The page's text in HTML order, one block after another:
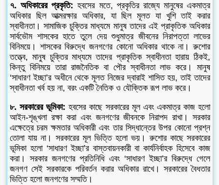
৭. অধিকারের প্রকৃতি: হবসের মতে, প্রকৃতির রাজ্যে মানুষের একমাত্র
অধিকার ছিল আত্মরক্ষার অধিকার, যা ছিল মূলত যা খুশি তাই করার
স্বাধীনতা। সামাজিক চুক্তির মাধ্যমে মানুষ তাদের এই প্রাকৃতিক অধিকার
সার্বভৌম শাসকের হাতে তুলে দেয় শুধুমাত্র জীবনের নিরাপত্তা লাভের
বিনিময়ে। শাসকের বিরুদ্ধে জনগণের কোনো অধিকার থাকে না। রুশোর
তত্ত্বে, মানুষ চুক্তির মাধ্যমে তাদের প্রাকৃতিক স্বাধীনতা হারায় ঠিকই,
কিন্তু বিনিময়ে তারা রাজনৈতিক বা পৌর স্বাধীনতা লাভ করে। মানুষ
‘সাধারণ ইচ্ছা’র অধীনে থেকে মূলত নিজের দ্বারাই শাসিত হয়, তাই তাদের
স্বাধীনতা খর্ব হয় না, বরং একটি নৈতিক ও যৌক্তিক রূপ লাভ করে।
৮. সরকারের ভূমিকা: হবসের কাছে সরকারের মূল এবং একমাত্র কাজ হলো
আইন-শৃঙ্খলা রক্ষা করা এবং জনগণের জীবনকে নিরাপদ রাখা। সরকার
এক্ষেত্রে চরম ক্ষমতার অধিকারী এবং তার সিদ্ধান্তের উপর কোনো প্রশ্ন
তোলা যায় না। সরকারের মূল ভিত্তি হলো ভয়। রুশোর কাছে সরকারের
ভূমিকা হলো ‘সাধারণ ইচ্ছা’র বাস্তবায়নকারী বা কার্যনির্বাহক হিসেবে কাজ
করা। সরকার জনগণের প্রতিনিধি এবং ‘সাধারণ ইচ্ছা’র বিরুদ্ধে গেলে
জনগণ সেই সরকারকে পরিবর্তন করার অধিকার রাখে। সরকারের বৈধতার
ভিত্তি হলো জনগণের সম্মতি।